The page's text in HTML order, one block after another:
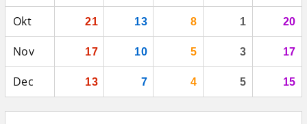
Okt 21 13 8 1 20
Nov 17 10 5 3 17
Dec 13 7 4 5 15